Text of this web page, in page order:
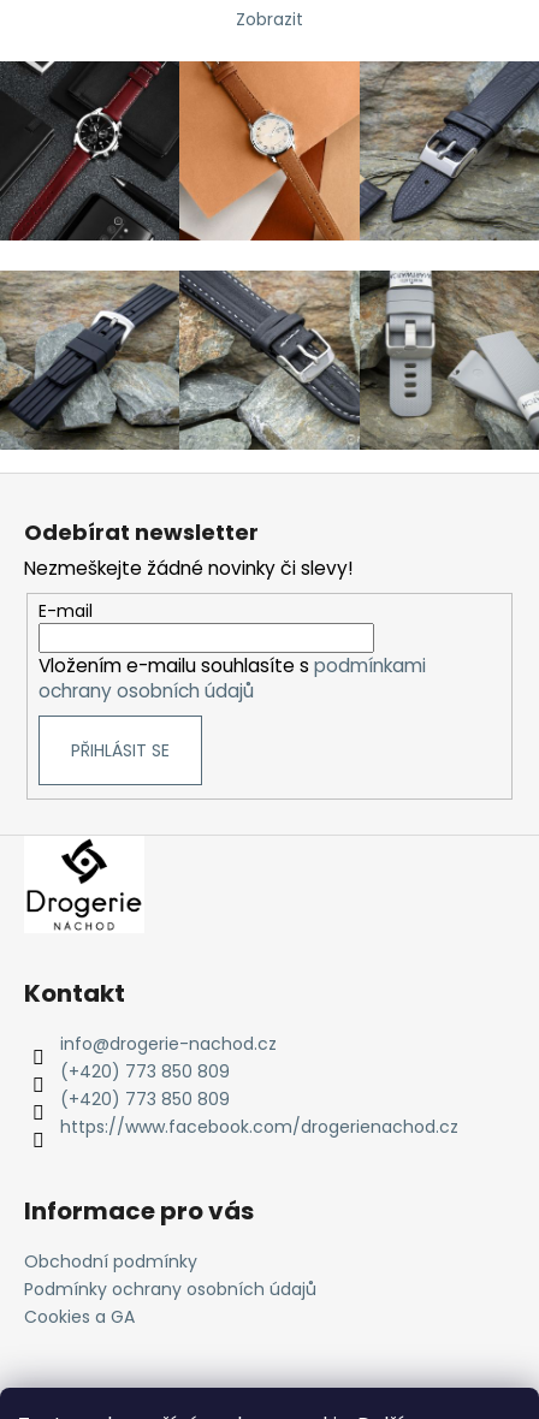
Zobrazit
Odebírat newsletter
Nezmeškejte žádné novinky či slevy!
E-mail
Vložením e-mailu souhlasíte s podmínkami
ochrany osobních údajů
PŘIHLÁSIT SE
Kontakt
info@drogerie-nachod.cz
(+420) 773 850 809
(+420) 773 850 809
https://www.facebook.com/drogerienachod.cz
Informace pro vás
Obchodní podmínky
Podmínky ochrany osobních údajů
Cookies a GA
Novinky